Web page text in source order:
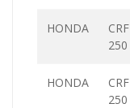
HONDA
CRF
250
HONDA
CRF
250